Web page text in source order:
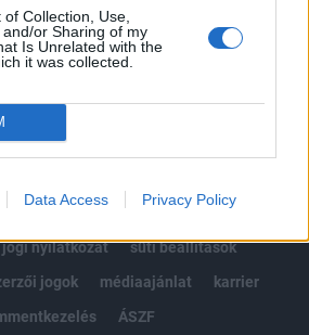
Collection, Use,
or Sharing of my
Is Unrelated with the
it was collected.
Data Access Privacy Policy
VAGY?BEJELENTKEZÉS
jogi nyilatkozat
süti beállítások
jogok médiaajánlat
karrier
ÁSZF